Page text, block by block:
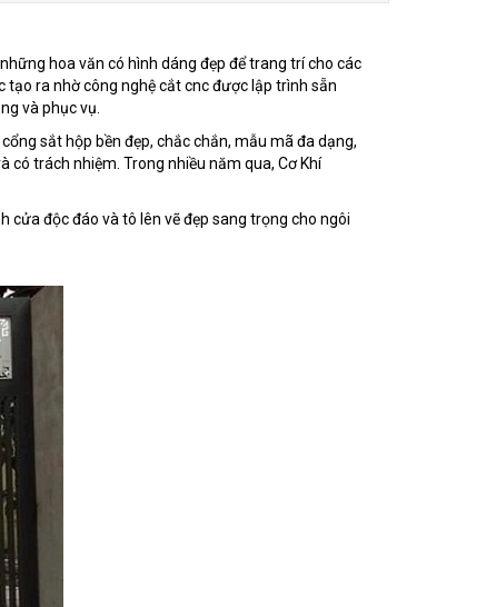
hoa văn có hình dáng đẹp để trang trí cho các
ra nhờ công nghệ cắt cnc được lập trình sẵn
và phục vụ.
sắt hộp bền đẹp, chắc chắn, mẫu mã đa dạng,
trách nhiệm. Trong nhiều năm qua, Cơ Khí
cửa độc đáo và tô lên vẽ đẹp sang trọng cho ngôi